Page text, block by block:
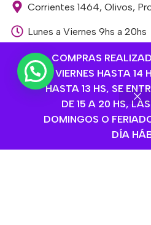
COMPRAS
VIERNES HASTA 14
HASTA 13 HS, SE
DE 15 A 20 HS,
DOMINGOS O
DÍA
Corrientes 1464, Olivos,
Lunes a Viernes 9hs a 20hs
Sábados de 9hs a 15hs
Sucursal
Av. del Libertador 1915,